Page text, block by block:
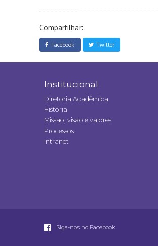
Compartilhar:
Facebook Twitter
Institucional
Diretoria Acadêmica
História
Missão, visão e valores
Processos
Intranet
Siga-nos no Facebook